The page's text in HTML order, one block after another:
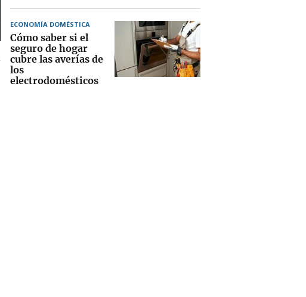
ECONOMÍA DOMÉSTICA
Cómo saber si el
seguro de hogar
cubre las averías de
los
electrodomésticos